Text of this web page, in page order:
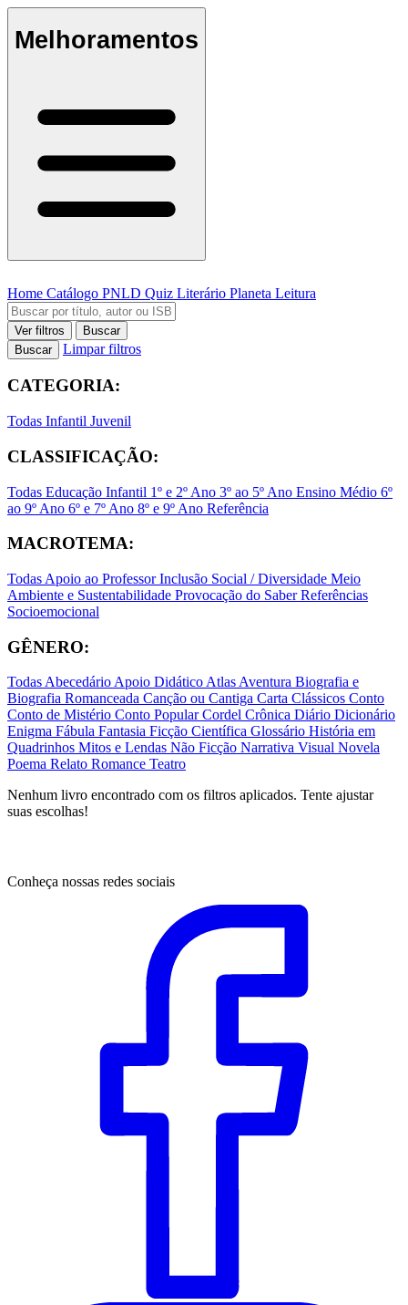
Melhoramentos
Home Catálogo PNLD Quiz Literário Planeta Leitura
Ver filtros
Buscar
Buscar
Limpar filtros
CATEGORIA:
Todas Infantil Juvenil
CLASSIFICAÇÃO:
Todas Educação Infantil 1º e 2º Ano 3º ao 5º Ano Ensino Médio 6º
ao 9º Ano 6º e 7º Ano 8º e 9º Ano Referência
MACROTEMA:
Todas Apoio ao ProfessorInclusão Social / Diversidade Meio
Ambiente e Sustentabilidade Provocação do SaberReferências
Socioemocional
GÊNERO:
TodasAbecedárioApoio DidáticoAtlasAventura Biografia e
Biografia Romanceada Canção ou Cantiga Carta Clássicos Conto
Conto de Mistério Conto PopularCordel Crônica Diário Dicionário
Enigma Fábula Fantasia Ficção Científica Glossário História em
Quadrinhos Mitos e Lendas Não Ficção Narrativa Visual Novela
Poema Relato Romance Teatro
Nenhum livro encontrado com os filtros aplicados. Tente ajustar
suas escolhas!
Conheça nossas redes sociais